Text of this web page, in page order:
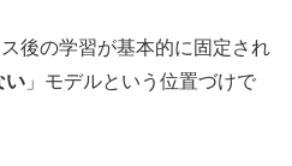
後の学習が基本的に固定され
い」モデルという位置づけで